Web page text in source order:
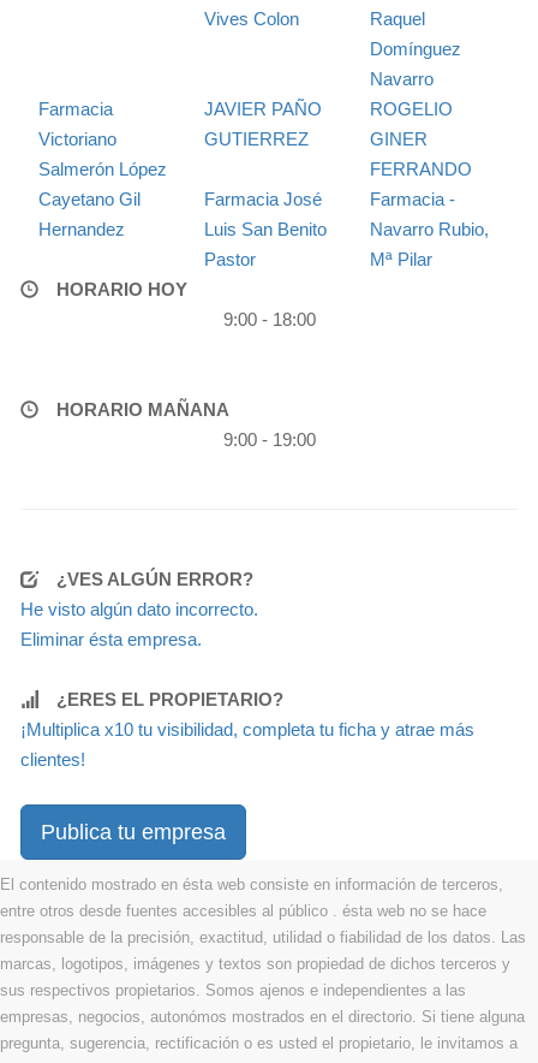
Vives Colon
Raquel
Domínguez
Navarro
Farmacia
Victoriano
Salmerón López
JAVIER PAÑO
GUTIERREZ
ROGELIO
GINER
FERRANDO
Cayetano Gil
Hernandez
Farmacia José
Luis San Benito
Pastor
Farmacia -
Navarro Rubio,
Mª Pilar
HORARIO HOY
9:00 - 18:00
HORARIO MAÑANA
9:00 - 19:00
¿VES ALGÚN ERROR?
He visto algún dato incorrecto.
Eliminar ésta empresa.
¿ERES EL PROPIETARIO?
¡Multiplica x10 tu visibilidad, completa tu ficha y atrae más
clientes!
Publica tu empresa
El contenido mostrado en ésta web consiste en información de terceros,
entre otros desde fuentes accesibles al público . ésta web no se hace
responsable de la precisión, exactitud, utilidad o fiabilidad de los datos. Las
marcas, logotipos, imágenes y textos son propiedad de dichos terceros y
sus respectivos propietarios. Somos ajenos e independientes a las
empresas, negocios, autonómos mostrados en el directorio. Si tiene alguna
pregunta, sugerencia, rectificación o es usted el propietario, le invitamos a